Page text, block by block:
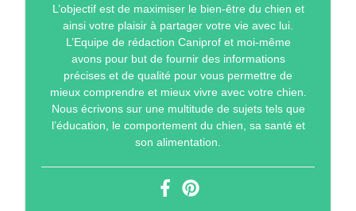
L’objectif est de maximiser le bien-être du chien et
ainsi votre plaisir à partager votre vie avec lui.
L’Equipe de rédaction Caniprof et moi-même
avons pour but de fournir des informations
précises et de qualité pour vous permettre de
mieux comprendre et mieux vivre avec votre chien.
Nous écrivons sur une multitude de sujets tels que
l’éducation, le comportement du chien, sa santé et
son alimentation.